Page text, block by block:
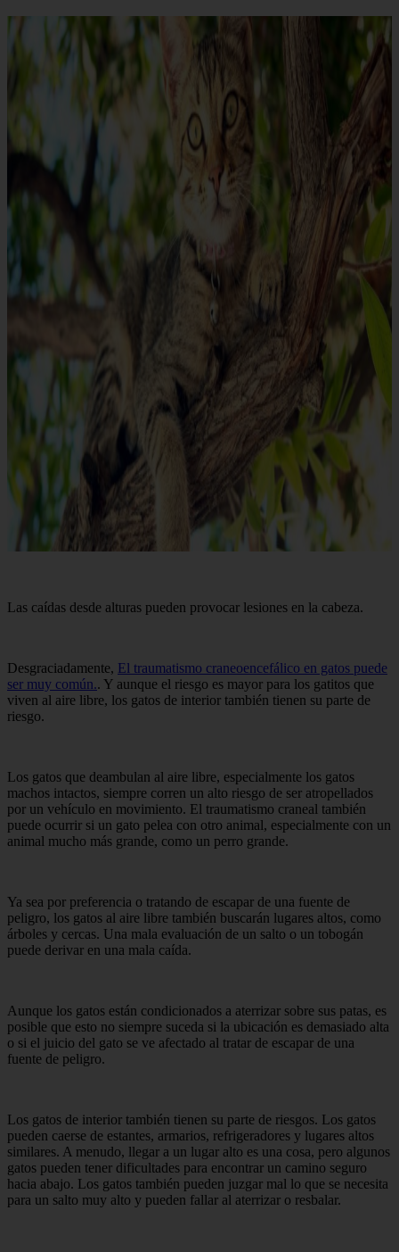
Las caídas desde alturas pueden provocar lesiones en la cabeza.
Desgraciadamente, El traumatismo craneoencefálico en gatos puede
ser muy común.. Y aunque el riesgo es mayor para los gatitos que
viven al aire libre, los gatos de interior también tienen su parte de
riesgo.
Los gatos que deambulan al aire libre, especialmente los gatos
machos intactos, siempre corren un alto riesgo de ser atropellados
por un vehículo en movimiento. El traumatismo craneal también
puede ocurrir si un gato pelea con otro animal, especialmente con un
animal mucho más grande, como un perro grande.
Ya sea por preferencia o tratando de escapar de una fuente de
peligro, los gatos al aire libre también buscarán lugares altos, como
árboles y cercas. Una mala evaluación de un salto o un tobogán
puede derivar en una mala caída.
Aunque los gatos están condicionados a aterrizar sobre sus patas, es
posible que esto no siempre suceda si la ubicación es demasiado alta
o si el juicio del gato se ve afectado al tratar de escapar de una
fuente de peligro.
Los gatos de interior también tienen su parte de riesgos. Los gatos
pueden caerse de estantes, armarios, refrigeradores y lugares altos
similares. A menudo, llegar a un lugar alto es una cosa, pero algunos
gatos pueden tener dificultades para encontrar un camino seguro
hacia abajo. Los gatos también pueden juzgar mal lo que se necesita
para un salto muy alto y pueden fallar al aterrizar o resbalar.